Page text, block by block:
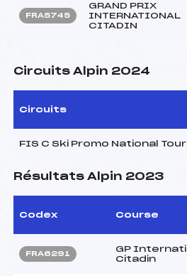
FRA5745
GRAND PRIX
INTERNATIONAL
CITADIN
Circuits Alpin 2024
Circuits
FIS C Ski Promo National
Résultats Alpin 2023
Codex Course
FRA6291
GP
Citadin